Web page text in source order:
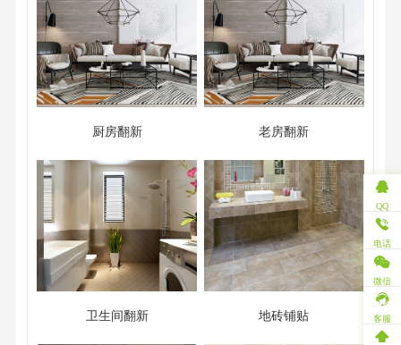
厨房翻新 老房翻新
卫生间翻新 地砖铺贴
QQ
电话
微信
客服